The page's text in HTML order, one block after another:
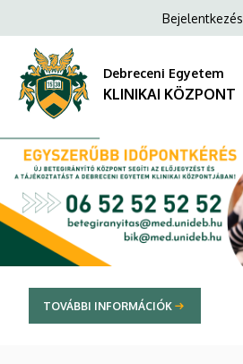
KÖZPONT
Anonim
fiók
menüje
Bejelentkezés
Debreceni Egyetem
KLINIKAI KÖZPONT
DIAVETÍTÉS
TOVÁBBI INFORMÁCIÓK